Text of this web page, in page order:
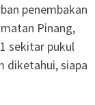
penembakan
Pinang,
sekitar pukul
diketahui, siapa